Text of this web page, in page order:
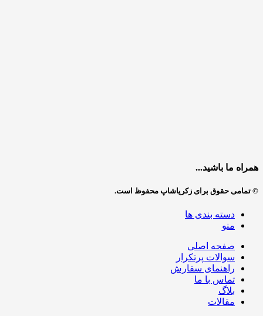
همراه ما باشید...
© تمامی حقوق برای زکریاشاپ محفوظ است.
دسته بندی ها
منو
صفحه اصلی
سوالات پرتکرار
راهنمای سفارش
تماس با ما
بلاگ
مقالات